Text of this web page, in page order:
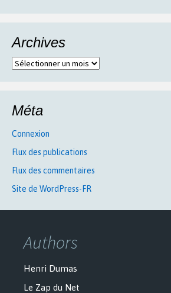
Archives
Archives
Méta
Connexion
Flux des publications
Flux des commentaires
Site de WordPress-FR
Authors
Henri Dumas
Le Zap du Net